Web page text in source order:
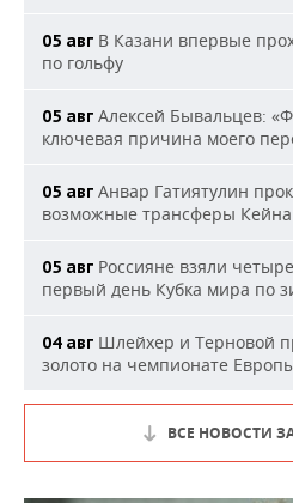
05 авг В Казани впервые
по гольфу
05 авг Алексей Бывальцев:
ключевая причина моего
05 авг Анвар Гатиятулин
возможные трансферы
05 авг Россияне взяли
первый день Кубка мира по
04 авг Шлейхер и Терновой
золото на чемпионате
ВСЕ НОВОСТИ